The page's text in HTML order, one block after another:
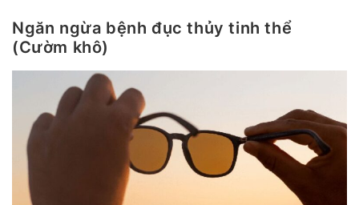
Ngăn ngừa bệnh đục thủy tinh thể
(Cườm khô)